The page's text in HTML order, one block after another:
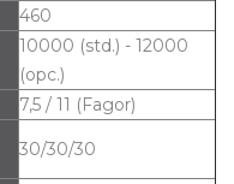
460
10000 (std.) - 12000
(opc.)
7,5 / 11 (Fagor)
30/30/30